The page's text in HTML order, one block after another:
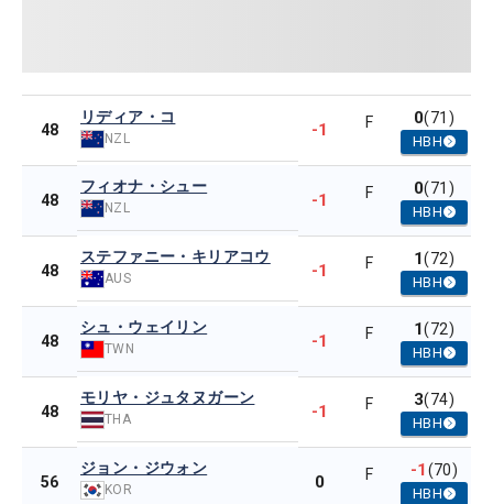
48
リディア・コ
NZL -1 F 0(71)
HBH
48
フィオナ・シュー
NZL -1 F 0(71)
HBH
48
ステファニー・キリアコウ
AUS -1 F 1(72)
HBH
48
シュ・ウェイリン
TWN -1 F 1(72)
HBH
48
モリヤ・ジュタヌガーン
THA -1 F 3(74)
HBH
56
ジョン・ジウォン
KOR 0 F -1(70)
HBH